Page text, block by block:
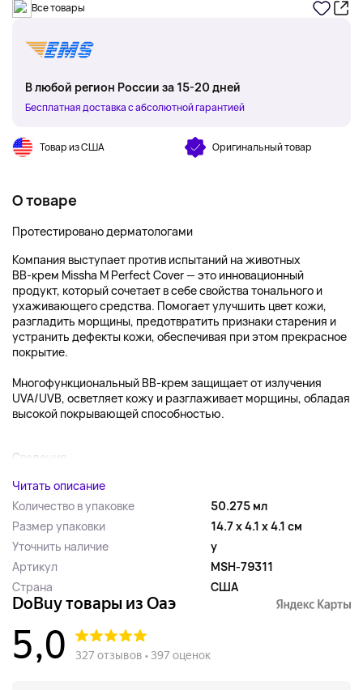
Все товары
В любой регион России за 15-20 дней
Бесплатная доставка с абсолютной гарантией
Товар из США Оригинальный товар
О товаре
Протестировано дерматологами
Компания выступает против испытаний на животных
ВВ-крем Missha M Perfect Cover — это инновационный
продукт, который сочетает в себе свойства тонального и
ухаживающего средства. Помогает улучшить цвет кожи,
разгладить морщины, предотвратить признаки старения и
устранить дефекты кожи, обеспечивая при этом прекрасное
покрытие.
Многофункциональный BB-крем защищает от излучения
UVA/UVB, осветляет кожу и разглаживает морщины, обладая
высокой покрывающей способностью.
Сведения...
Читать описание
Количество в упаковке
50.275 мл
Размер упаковки
14.7 x 4.1 x 4.1 см
Уточнить наличие
y
Артикул
MSH-79311
Страна
США